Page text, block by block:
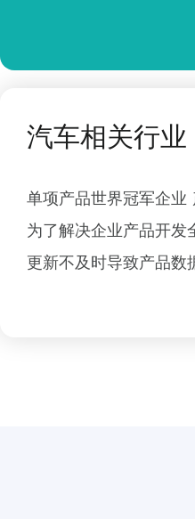
汽车相关行业
单项产品世界冠军企业
为了解决企业产品开发
更新不及时导致产品数
本等问题，知识谷咨